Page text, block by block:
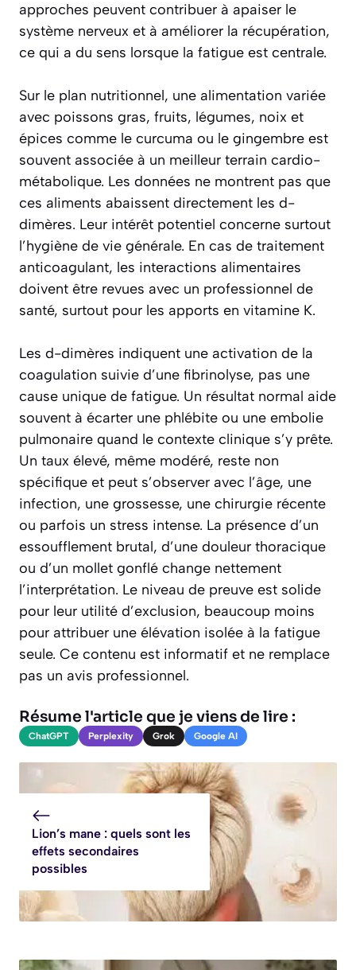
approches peuvent contribuer à apaiser le
système nerveux et à améliorer la récupération,
ce qui a du sens lorsque la fatigue est centrale.
Sur le plan nutritionnel, une alimentation variée
avec poissons gras, fruits, légumes, noix et
épices comme le curcuma ou le gingembre est
souvent associée à un meilleur terrain cardio-
métabolique. Les données ne montrent pas que
ces aliments abaissent directement les d-
dimères. Leur intérêt potentiel concerne surtout
l’hygiène de vie générale. En cas de traitement
anticoagulant, les interactions alimentaires
doivent être revues avec un professionnel de
santé, surtout pour les apports en vitamine K.
Les d-dimères indiquent une activation de la
coagulation suivie d’une fibrinolyse, pas une
cause unique de fatigue. Un résultat normal aide
souvent à écarter une phlébite ou une embolie
pulmonaire quand le contexte clinique s’y prête.
Un taux élevé, même modéré, reste non
spécifique et peut s’observer avec l’âge, une
infection, une grossesse, une chirurgie récente
ou parfois un stress intense. La présence d’un
essoufflement brutal, d’une douleur thoracique
ou d’un mollet gonflé change nettement
l’interprétation. Le niveau de preuve est solide
pour leur utilité d’exclusion, beaucoup moins
pour attribuer une élévation isolée à la fatigue
seule. Ce contenu est informatif et ne remplace
pas un avis professionnel.
Résume l'article que je viens de lire :
ChatGPT Perplexity Grok Google AI
Lion’s mane : quels sont les
effets secondaires
possibles